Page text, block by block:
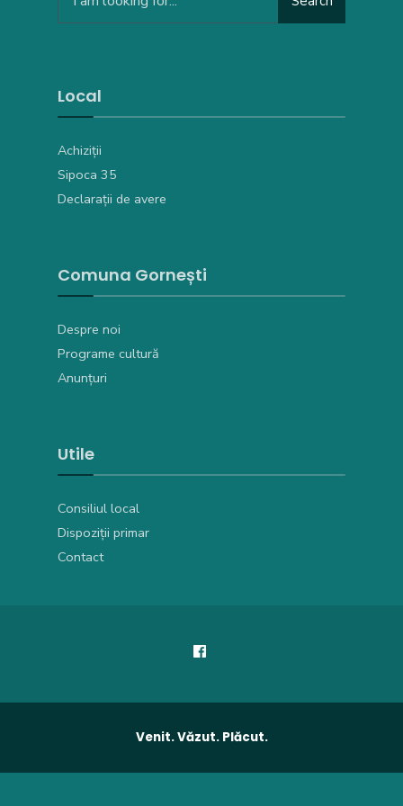
for:
Local
Achiziții
Sipoca 35
Declarații de avere
Comuna Gornești
Despre noi
Programe cultură
Anunțuri
Utile
Consiliul local
Dispoziții primar
Contact
Venit. Văzut. Plăcut.